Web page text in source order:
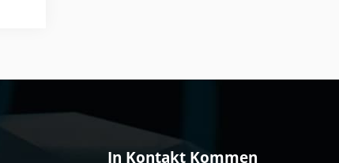
In Kontakt Kommen